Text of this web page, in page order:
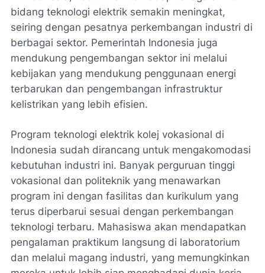
bidang teknologi elektrik semakin meningkat,
seiring dengan pesatnya perkembangan industri di
berbagai sektor. Pemerintah Indonesia juga
mendukung pengembangan sektor ini melalui
kebijakan yang mendukung penggunaan energi
terbarukan dan pengembangan infrastruktur
kelistrikan yang lebih efisien.
Program teknologi elektrik kolej vokasional di
Indonesia sudah dirancang untuk mengakomodasi
kebutuhan industri ini. Banyak perguruan tinggi
vokasional dan politeknik yang menawarkan
program ini dengan fasilitas dan kurikulum yang
terus diperbarui sesuai dengan perkembangan
teknologi terbaru. Mahasiswa akan mendapatkan
pengalaman praktikum langsung di laboratorium
dan melalui magang industri, yang memungkinkan